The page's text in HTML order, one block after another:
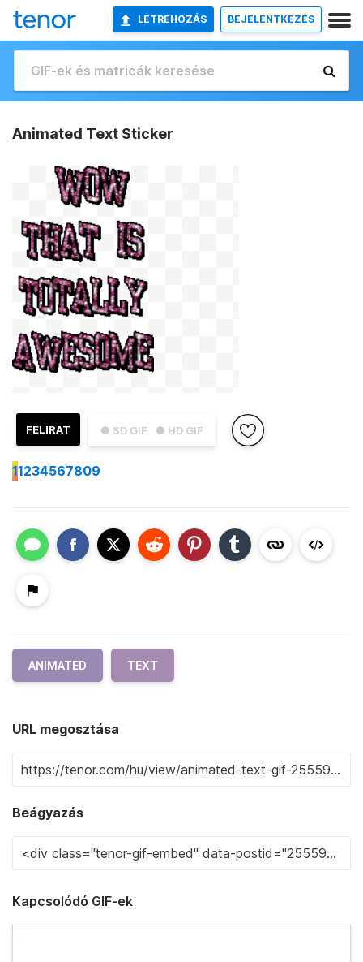
LÉTREHOZÁS BEJELENTKEZÉS
Animated Text Sticker
● SD GIF ● HD GIF
FELIRAT
11234567809
ANIMATED TEXT
URL megosztása
Beágyazás
Kapcsolódó GIF-ek